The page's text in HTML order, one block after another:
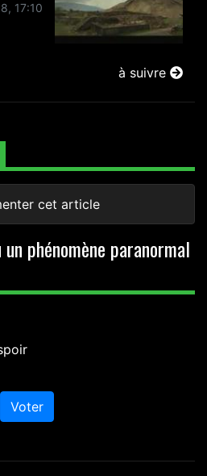
17:10
à suivre
cet article
phénomène paranormal
Voter